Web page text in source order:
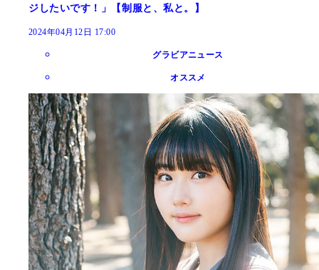
ジしたいです！」【制服と、私と。】
2024年04月12日 17:00
グラビアニュース
オススメ